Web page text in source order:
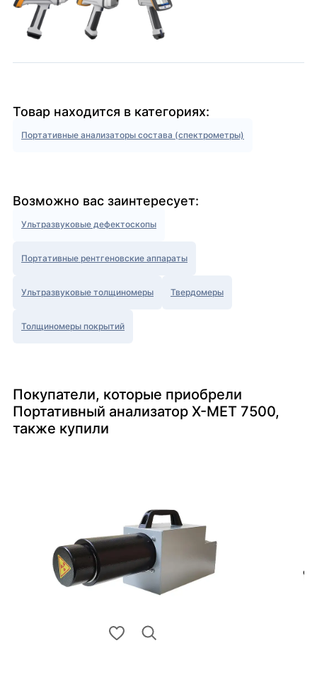
Товар находится в категориях:
Портативные анализаторы состава (спектрометры)
Возможно вас заинтересует:
Ультразвуковые дефектоскопы
Портативные рентгеновские аппараты
Ультразвуковые толщиномеры Твердомеры
Толщиномеры покрытий
Покупатели, которые приобрели
Портативный анализатор X-MET 7500,
также купили